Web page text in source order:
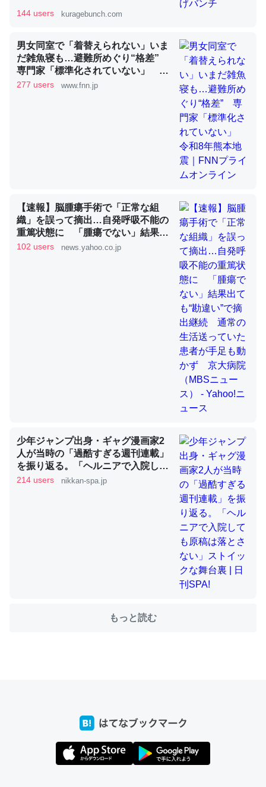
昆虫ってカルシウム少ないのか。知らんかった。調べたら
─ニュース :: 【研究発表】昆虫学の大問題＝「昆虫はなぜ海にいな
いのか」に関する新仮説
論文では「淡水はカルシウムも酸素も不足してて両方に不
利だから両方が拮抗してるのでは」とあって面白い。海に
いる鋏角類（カブトガニ・ウミグモ）はカルシウムを使わ
ずキチンを強化してる筈だが、酵素が違うのか？
いのか」に関する新仮説
これを元に考えるとカルシウムを大量に使う脊椎動物と貝
類は苦労してるんだな…。腹足類だと殻を無くしてナメク
─ニュース :: 【研究発表】昆虫学の大問題＝「昆虫はなぜ海にいな
ウチもEchoを実家に置いて４年。でたまに覗いてる。ぼ
位置情報を共有してる。電池残量や充電中かが分かるので
これ見て生きてるなって分かる。
─たまにLINEするくらいだった遠方の父67歳と僕。ITツール導入で
コミュニケーションが劇的に変化した｜tayorini by LIFULL介護
ちょうど同じ理由でEcho Show 8を設定中でした。Prime
とかSpotifyを支払う孝行もできる。一生で親と会える残
り時間を日数にすると1週間とかの人が多いそうだけど、
─たまにLINEするくらいだった遠方の父67歳と僕。ITツール導入で
たいなのでネット環境作ったけどAlexaしか使わないので
https://toyoshi.hatenablog.com/entry/2019/05/15/1805
144 users kuragebunch.com
男女同室で「着替えられない」いま
だ雑魚寝も…避難所めぐり“格差”
専門家「標準化されていない」 令
和8年熊本地震｜FNNプライムオン
277 users www.fnn.jp
【速報】脳腫瘍手術で「正常な組
織」を誤って摘出…自発呼吸不能の
重篤状態に 「腫瘍でない」結果出
ても“勘違い”で摘出継続 通常の生
102 users news.yahoo.co.jp
少年ジャンプ出身・ギャグ漫画家2
人が当時の「過酷すぎる週刊連載」
を振り返る。「ヘルニアで入院して
も原稿は落とさない」ストイックな
214 users nikkan-spa.jp
もっと読む